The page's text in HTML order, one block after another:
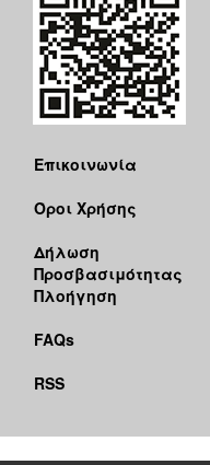
Επικοινωνία
Όροι Χρήσης
Δήλωση
Προσβασιμότητας
Πλοήγηση
FAQs
RSS